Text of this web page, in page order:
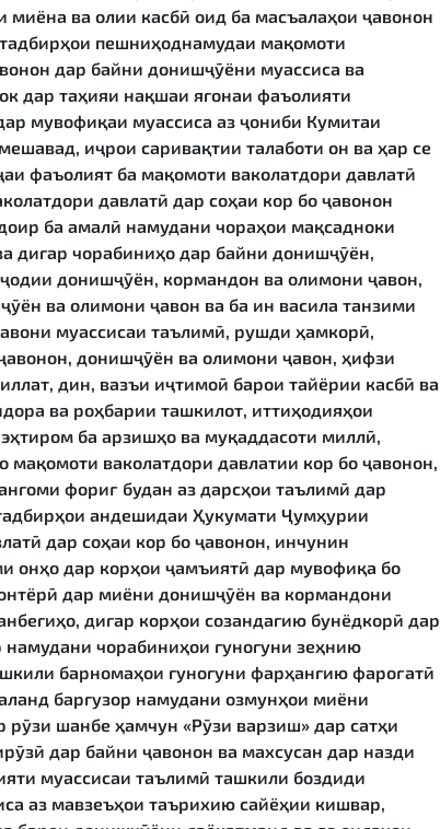
миёна ва олии касбӣ оид ба масъалаҳои ҷавонон
пешниҳоднамудаи мақомоти
дар байни донишҷӯёни муассиса ва
дар таҳияи нақшаи ягонаи фаъолияти
мувофиқаи муассиса аз ҷониби Кумитаи
иҷрои саривақтии талаботи он ва ҳар се
фаъолият ба мақомоти ваколатдори давлатӣ
давлатӣ дар соҳаи кор бо ҷавонон
ба амалӣ намудани чораҳои мақсадноки
чорабиниҳо дар байни донишҷӯён,
донишҷӯён, кормандон ва олимони ҷавон,
ва олимони ҷавон ва ба ин васила танзими
муассисаи таълимӣ, рушди ҳамкорӣ,
донишҷӯён ва олимони ҷавон, ҳифзи
дин, вазъи иҷтимоӣ барои тайёрии касбӣ ва
ва роҳбарии ташкилот, иттиҳодияҳои
ба арзишҳо ва муқаддасоти миллӣ,
ваколатдори давлатии кор бо ҷавонон,
фориғ будан аз дарсҳои таълимӣ дар
андешидаи Ҳукумати Ҷумҳурии
дар соҳаи кор бо ҷавонон, инчунин
онҳо дар корҳои ҷамъиятӣ дар мувофиқа бо
дар миёни донишҷӯён ва кормандони
дигар корҳои созандагию бунёдкорӣ дар
намудани чорабиниҳои гуногуни зеҳнию
барномаҳои гуногуни фарҳангию фароғатӣ
баргузор намудани озмунҳои миёни
шанбе ҳамчун «Рӯзи варзиш» дар сатҳи
дар байни ҷавонон ва махсусан дар назди
муассисаи таълимӣ ташкили боздиди
аз мавзеъҳои таърихию сайёҳии кишвар,